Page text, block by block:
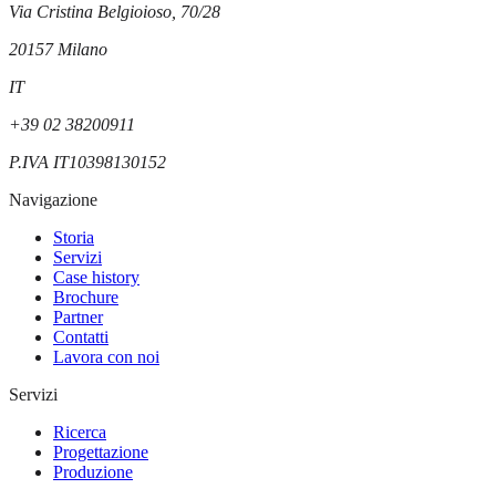
Via Cristina Belgioioso, 70/28
20157 Milano
IT
+39 02 38200911
P.IVA IT10398130152
Navigazione
Storia
Servizi
Case history
Brochure
Partner
Contatti
Lavora con noi
Servizi
Ricerca
Progettazione
Produzione